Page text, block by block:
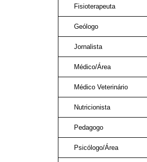
Fisioterapeuta
Geólogo
Jornalista
Médico/Área
Médico Veterinário
Nutricionista
Pedagogo
Psicólogo/Área